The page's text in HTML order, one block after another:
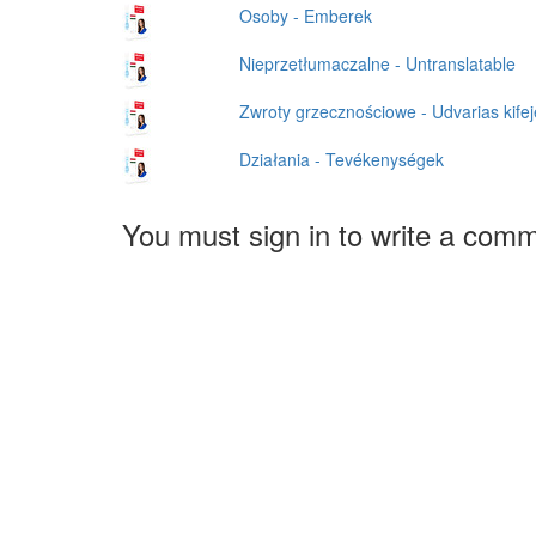
Osoby - Emberek
Nieprzetłumaczalne - Untranslatable
Zwroty grzecznościowe - Udvarias
Działania - Tevékenységek
You must sign in to write a